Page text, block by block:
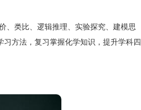
、类比、逻辑推理、实验探究、建模思
方法，复习掌握化学知识，提升学科四